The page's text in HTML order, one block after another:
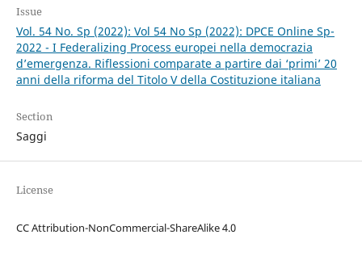
Issue
Vol. 54 No. Sp (2022): Vol 54 No Sp (2022): DPCE Online Sp-
2022 - I Federalizing Process europei nella democrazia
d’emergenza. Riflessioni comparate a partire dai ‘primi’ 20
anni della riforma del Titolo V della Costituzione italiana
Section
Saggi
License
CC Attribution-NonCommercial-ShareAlike 4.0